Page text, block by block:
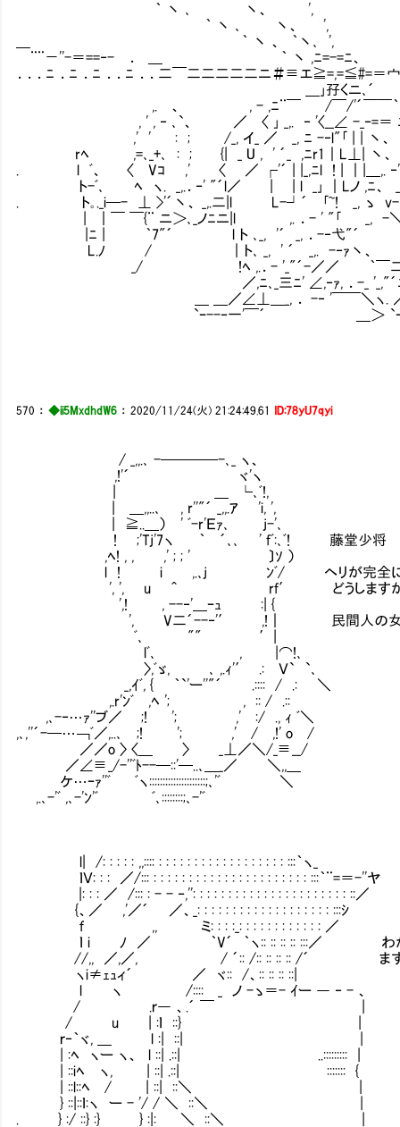
｀ 丶 ､ 丶、 ',
｀ 丶 ､ 丶、 ',
＿ ｀ 丶 、
¨¨－''-＝==‐- ． ＿ ｀ 丶 ,ﾆ=-=
．．．ﾆ ．ﾆ ．ﾆ ．．ﾆ ．．二￣二二二二二ニ＃≡エ
＿｣孖くニ､´
,. 、 , - ,ﾆ¨￣ /￣/'´￣￣｀
, ' , ‐ ､`、 ／ 〈 ｣ _,. ‐ '〈__∠ -_‐=＝ ﾆ
,' ' : ; /_, イ_ ／ _, ﾆ -‐l"｢ | | 丶
rﾍ ,=､_+､ : ; {| _ U , ' ´_ ,ﾆr1｜L⊥| 丶、
. l ﾞ、 〈 Vｺ ,' 〈 ／ ┌'´ | |_,ﾆl ! | ｜|＿,. ‐'´r
ト-ﾞ､ ﾍ ヽ. _,.．‐' "´l／ | | l _｣ ｜Lノ ,ﾆ、 _,
. ト｡._i─- ⊥ >'´丶、 _,.二|l L-┘´ ｢~! _,
| ｜￣ ￣{¨ ニ＞､_ノﾆニ|l ,. ．- ' "｢ _, -＼＿ﾉ
|ﾆ | ｀7"´ l ト ､_, '´ _, ．-‐
L.ﾉ / ｜ト､ _, ' ´ _,. -‐ｧ丶
_/ !ﾍ ,.．- '_"´-／／ ｀￣二_ﾆ．
／,ﾆ､_三ﾆ' ∠,‐ｧ, ．-_ '_,"´ﾆﾁ‐
＿ ＿／∠⊥＿_, ． -‐ '￣￣＼ヽ. ／ r‐－
`ｰ--‐一'￣´ ＿＞ `ｰ､‐_'ﾆ
570 ：◆ii5MxdhdW6 ：2020/11/24(火) 21:24:49.61 ID:78yU7qyi
/ _,,.､ -────-､_ ヽ、
,!'´ ヾ'ヽ
| ＿ └､ﾞ!,
| ＿,,..､ , r''"´ _,,.ｱ 'i, ',
| ≧..＿） ' ﾞ-r'Ｅｧ､ j-'､
! ;'Tj'7ヽ ｀ ´､､ ' fﾞ:､ﾞ! 藤堂少将
,ﾍ! , , ,' ; ; ' 〕ｿ ）
l ! i ,.､j ﾝﾞ/ ヘリが完全にエンジン
', ', u ＾ rf′ どうしますか
',! , --‐'＿ｰｭ :| {
', V二´--‐'′ ,!｜ 民間人の女性に向
ﾞ､ "" ′|
lﾞ､ , |⌒!､
〉,ﾞゞ, ､ ,.ｨ'′ .: Ｖ` `､
_,ｲﾞ, { ｀`'ー''"´ .:::: / .: ＼
,.r'ﾝﾞ ,ﾍ '; , :: / .::
,､-‐…ｧ''ブ／ ;! '; ,' :/ ., ｨ ﾞ＼
,､,''´-─…￢ﾞ／,..､ ;! '; ,' / ,!' o /
／／o 〉 〈＿ 〉 _⊥／＼/_≡__/
／∠≡_/-''ﾞﾄ--─::'─..､＿_／ ＼,,＿
ケ…ｰｧ''ﾞ ﾞヽ:::::::::::::::::::::;､'ﾞ ＼
,.､-'ﾞ ,､-'ﾝ'ﾞ ﾞ､::::::::;､-'ﾞ
l| /: : : : : ,,:::: : : : : : : : : : : : : : : : : : : :::｀ヽ_
ｌＶ: : : ／/::: : : : : : : : : : : : : : : : : : : : : : : :::｀¨=＝-''ヤ
|: : : ／ /::: : - - ‐,'': : : : : : : : : : : : : : : : : : : : : : ::／
{、／ ,'／´ ／、_: : : : : : : : : : : : : : : : : : : :::ｼ
ｆ ,, ミ: : : :_: : : : : : : : : : : : ／
ｌ i ﾉ ／ ｀V´ ｀ヽ:: :: :: :: :::／ わ
//,, ／,／, / ´:: /:: :: :: :: /´ まず
ヽi≠ｪｭィ´ ／ ヾ:: /、:: :: :: ::|
l ヽ /:::: _ ノ -ゝ＝- ｲー ― ‐ - 、
/ .ｒ― 、.´ ￣ |
/ u | :ｌ ::} |
ｒ‐｀ヾ, ＿ l :| ::| |
| :ﾍ ヽー ヽ、 l ::| .::| ..::::::::: |
| ::iﾍ ヽ, | ::| .::| ::::::: {
| ::l::ﾍ / | ::| ::＼ |
} ::|::ｌ:ヽ ー - '/ / ＼ ::＼ |
. } :/ ::} :} } :|: ＼ ::＼ |